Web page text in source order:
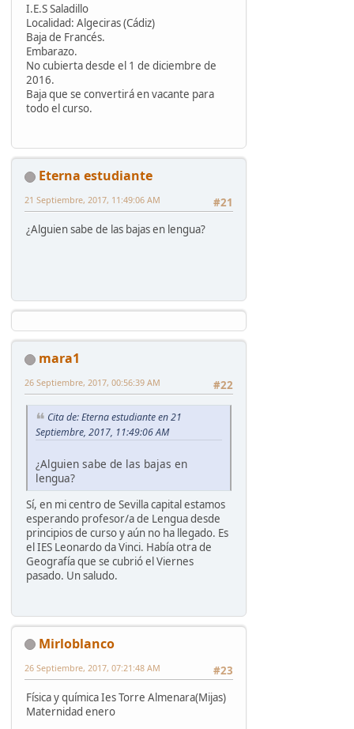
I.E.S Saladillo
Localidad: Algeciras (Cádiz)
Baja de Francés.
Embarazo.
No cubierta desde el 1 de diciembre de
2016.
Baja que se convertirá en vacante para
todo el curso.
Eterna estudiante
#21
21 Septiembre, 2017, 11:49:06 AM
¿Alguien sabe de las bajas en lengua?
mara1
#22
26 Septiembre, 2017, 00:56:39 AM
Cita de: Eterna estudiante en 21
Septiembre, 2017, 11:49:06 AM
¿Alguien sabe de las bajas en
lengua?
Sí, en mi centro de Sevilla capital estamos
esperando profesor/a de Lengua desde
principios de curso y aún no ha llegado. Es
el IES Leonardo da Vinci. Había otra de
Geografía que se cubrió el Viernes
pasado. Un saludo.
Mirloblanco
#23
26 Septiembre, 2017, 07:21:48 AM
Física y química Ies Torre Almenara(Mijas)
Maternidad enero